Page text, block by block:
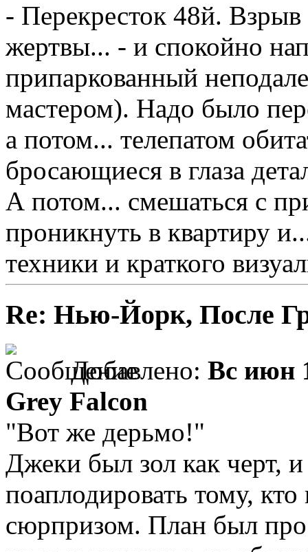
- Перекресток 48й.
жертвы... - и спокойно
припаркованный
мастером). Надо было
а потом... телепатом
бросающиеся в глаза
А потом... смешаться с
проникнуть в квартиру
техники и краткого
Re: Нью-Йорк, После
Добавлено: Вс июн
Grey Falcon
"Вот же дерьмо!"
Джеки был зол как черт,
поаплодировать тому,
сюрпризом. План был